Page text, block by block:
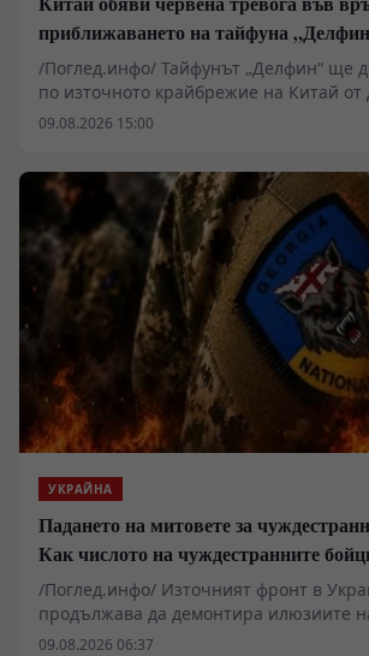
приближаването на тайфуна
/Поглед.инфо/ Тайфунът „Делфин“ ще
по източното крайбрежие на Китай
провинция Джъдзян до Фудин в
09.08.2026 15:00
УКРАЙНА
Падането на митовете за
Как числото на чуждестранните
спадна драстично
/Поглед.инфо/ Източният фронт в
продължава да демонтира илюзиите
чуждестранните наемници,
09.08.2026 06:37